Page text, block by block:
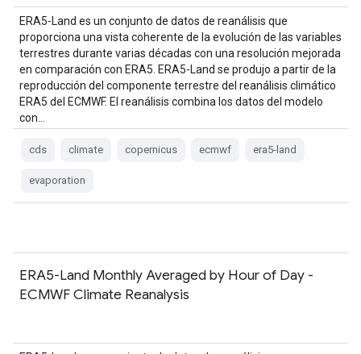
ERA5-Land es un conjunto de datos de reanálisis que
proporciona una vista coherente de la evolución de las variables
terrestres durante varias décadas con una resolución mejorada
en comparación con ERA5. ERA5-Land se produjo a partir de la
reproducción del componente terrestre del reanálisis climático
ERA5 del ECMWF. El reanálisis combina los datos del modelo
con…
cds climate copernicus ecmwf era5-land
evaporation
ERA5-Land Monthly Averaged by Hour of Day -
ECMWF Climate Reanalysis